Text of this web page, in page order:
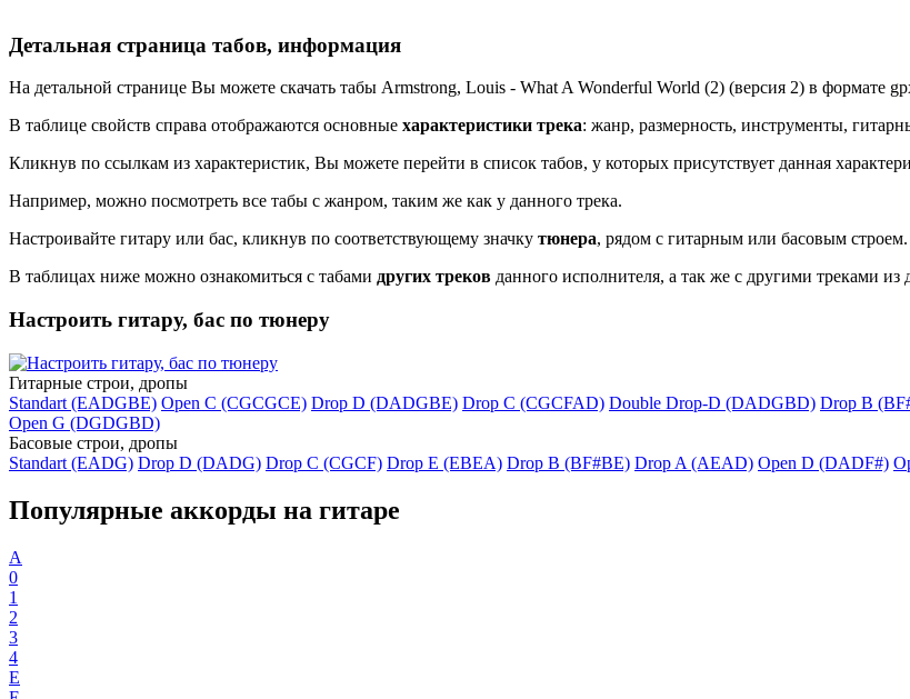
Детальная страница табов, информация
На детальной странице Вы можете скачать табы Armstrong, Louis - What A Wonderful World (2) (версия 2) в формате
В таблице свойств справа отображаются основные характеристики трека: жанр, размерность, инструменты,
Кликнув по ссылкам из характеристик, Вы можете перейти в список табов, у которых присутствует данная
Например, можно посмотреть все табы с жанром, таким же как у данного трека.
Настроивайте гитару или бас, кликнув по соответствующему значку тюнера, рядом с гитарным или басовым строем.
В таблицах ниже можно ознакомиться с табами других треков данного исполнителя, а так же с другими треками
Настроить гитару, бас по тюнеру
Гитарные строи, дропы
Standart (EADGBE) Open C (CGCGCE) Drop D (DADGBE) Drop C (CGCFAD) Double Drop-D (DADGBD) Drop B
Open G (DGDGBD)
Басовые строи, дропы
Standart (EADG) Drop D (DADG) Drop C (CGCF) Drop E (EBEA) Drop B (BF#BE) Drop A (AEAD) Open D (DADF#)
Популярные аккорды на гитаре
A
0
1
2
3
4
E